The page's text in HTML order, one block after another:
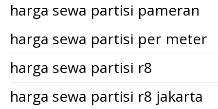
harga sewa partisi pameran
harga sewa partisi per meter
harga sewa partisi r8
harga sewa partisi r8 jakarta